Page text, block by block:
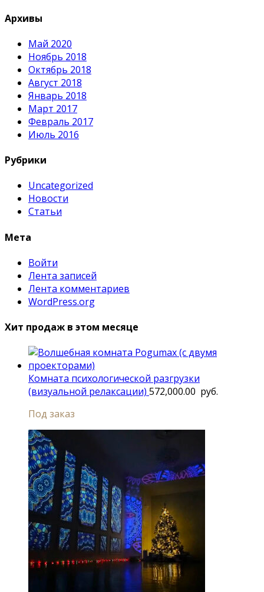
Архивы
Май 2020
Ноябрь 2018
Октябрь 2018
Август 2018
Январь 2018
Март 2017
Февраль 2017
Июль 2016
Рубрики
Uncategorized
Новости
Статьи
Мета
Войти
Лента записей
Лента комментариев
WordPress.org
Хит продаж в этом месяце
Комната психологической разгрузки
(визуальной релаксации) 572,000.00 руб.
Под заказ